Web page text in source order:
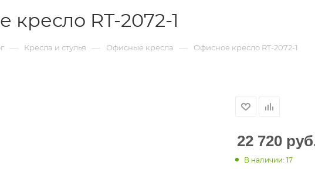
кресло RT-2072-1
— Кресла и стулья — Офисные кресла — Офисное кресло RT-2072-1
22 720
В наличии: 17